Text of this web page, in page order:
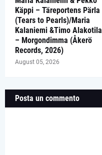
Käppi – Täreportens Pärla
(Tears to Pearls)/Maria
Kalaniemi &Timo Alakotila
– Morgondimma (Åkerö
Records, 2026)
August 05, 2026
Posta un commento